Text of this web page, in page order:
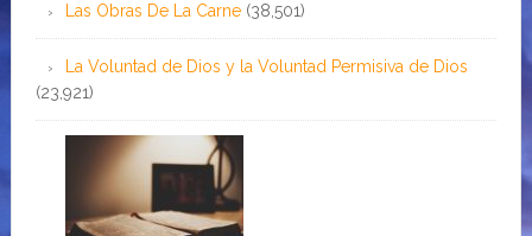
Las Obras De La Carne (38,501)
La Voluntad de Dios y la Voluntad Permisiva de Dios
(23,921)